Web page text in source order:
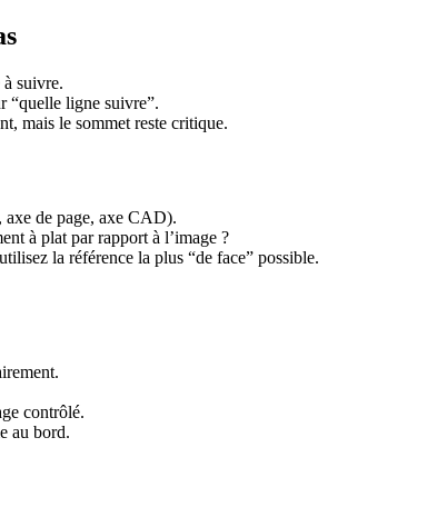
suivre.
“quelle ligne suivre”.
mais le sommet reste critique.
axe de page, axe CAD).
à plat par rapport à l’image ?
la référence la plus “de face” possible.
contrôlé.
au bord.